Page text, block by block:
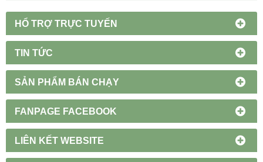
HỔ TRỢ TRỰC TUYẾN
TIN TỨC
SẢN PHẨM BÁN CHẠY
FANPAGE FACEBOOK
LIÊN KẾT WEBSITE